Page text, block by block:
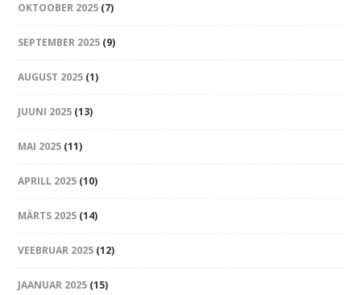
OKTOOBER 2025 (7)
SEPTEMBER 2025 (9)
AUGUST 2025 (1)
JUUNI 2025 (13)
MAI 2025 (11)
APRILL 2025 (10)
MÄRTS 2025 (14)
VEEBRUAR 2025 (12)
JAANUAR 2025 (15)